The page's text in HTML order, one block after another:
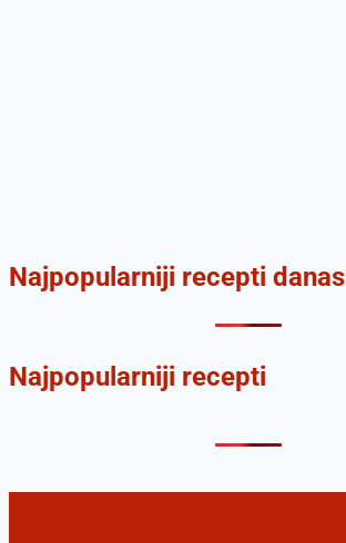
Najpopularniji recepti danas
Najpopularniji recepti